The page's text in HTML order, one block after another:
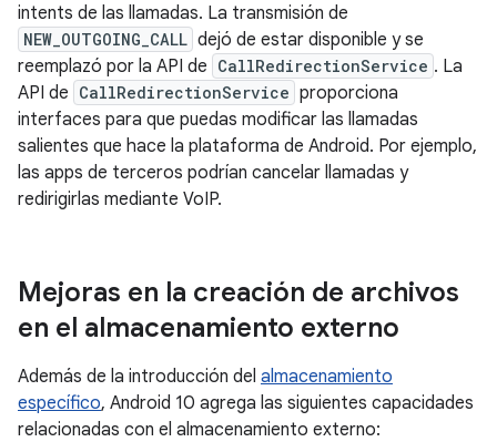
intents de las llamadas. La transmisión de
NEW_OUTGOING_CALL dejó de estar disponible y se
reemplazó por la API de CallRedirectionService . La
API de CallRedirectionService proporciona
interfaces para que puedas modificar las llamadas
salientes que hace la plataforma de Android. Por ejemplo,
las apps de terceros podrían cancelar llamadas y
redirigirlas mediante VoIP.
Mejoras en la creación de archivos
en el almacenamiento externo
Además de la introducción del almacenamiento
específico, Android 10 agrega las siguientes capacidades
relacionadas con el almacenamiento externo: